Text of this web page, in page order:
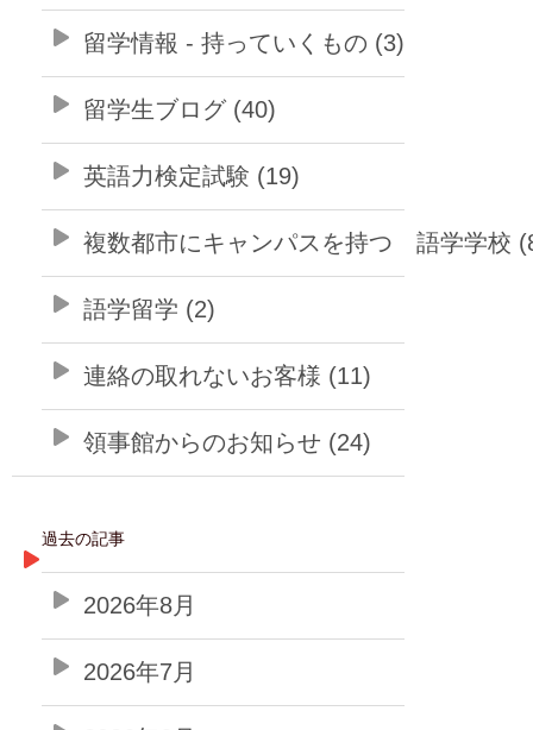
留学情報 - 持っていくもの (3)
留学生ブログ (40)
英語力検定試験 (19)
複数都市にキャンパスを持つ 語学学校
語学留学 (2)
連絡の取れないお客様 (11)
領事館からのお知らせ (24)
過去の記事
2026年8月
2026年7月